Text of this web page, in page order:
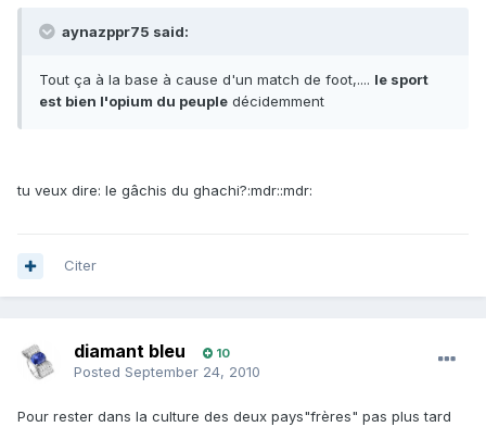
aynazppr75 said:
Tout ça à la base à cause d'un match de foot,.... le sport
est bien l'opium du peuple décidemment
tu veux dire: le gâchis du ghachi?:mdr::mdr:
Citer
diamant bleu 10
Posted September 24, 2010
Pour rester dans la culture des deux pays"frères" pas plus tard